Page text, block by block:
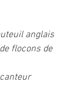
anglais
flocons de